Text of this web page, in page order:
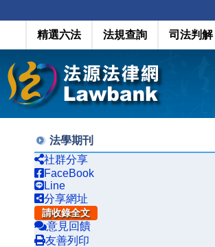
精選六法 法規查詢 司法判解
法學期刊
社群分享
FaceBook
Line
分享網址
請收錄全文
意見回饋
友善列印